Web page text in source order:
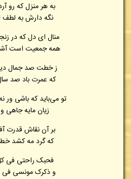
به هر منزل که رو
نگه دارش به لطف
منال ای دل که در
همه جمعیت است
ز خطت صد جمال
که عمرت باد صد
تو می‌باید که باشی
زیان مایه جاهی
بر آن نقاش قدرت
که گرد مه کشد
فحبک راحتی فی
و ذکرک مونسی فی